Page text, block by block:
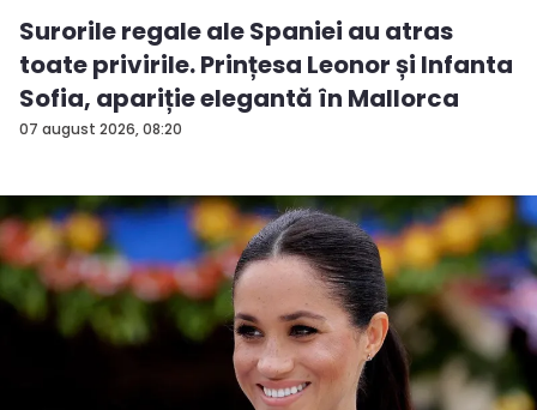
07 august 2026, 08:20
Surorile regale ale Spaniei au atras
toate privirile. Prințesa Leonor și Infanta
Sofia, apariție elegantă în Mallorca